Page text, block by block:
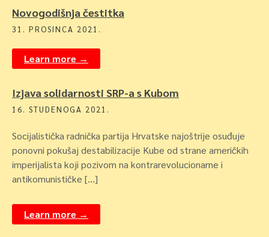
Novogodišnja čestitka
31. PROSINCA 2021.
Learn more →
Izjava solidarnosti SRP-a s Kubom
16. STUDENOGA 2021.
Socijalistička radnička partija Hrvatske najoštrije osuđuje
ponovni pokušaj destabilizacije Kube od strane američkih
imperijalista koji pozivom na kontrarevolucionarne i
antikomunističke […]
Learn more →